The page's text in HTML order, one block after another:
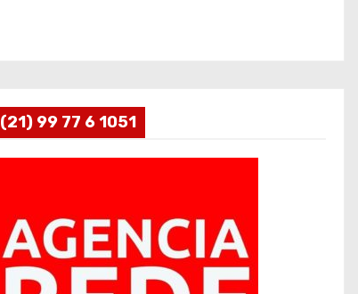
(21) 99 77 6 1051